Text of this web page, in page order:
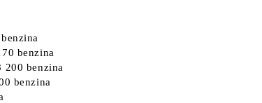
benzina
200 benzina
benzina